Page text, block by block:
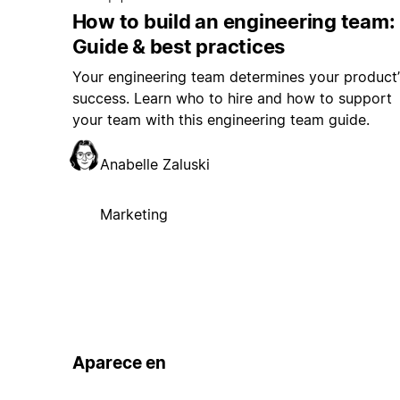
How to build an engineering team:
Guide & best practices
Your engineering team determines your
success. Learn who to hire and how to support
your team with this engineering team guide.
Anabelle Zaluski
Marketing
Aparece en